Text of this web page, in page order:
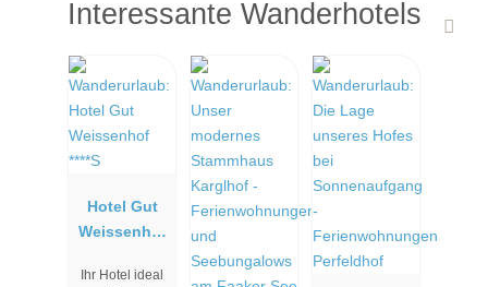
Interessante Wanderhotels
Hotel Gut
Weissenhof
Ihr Hotel ideal